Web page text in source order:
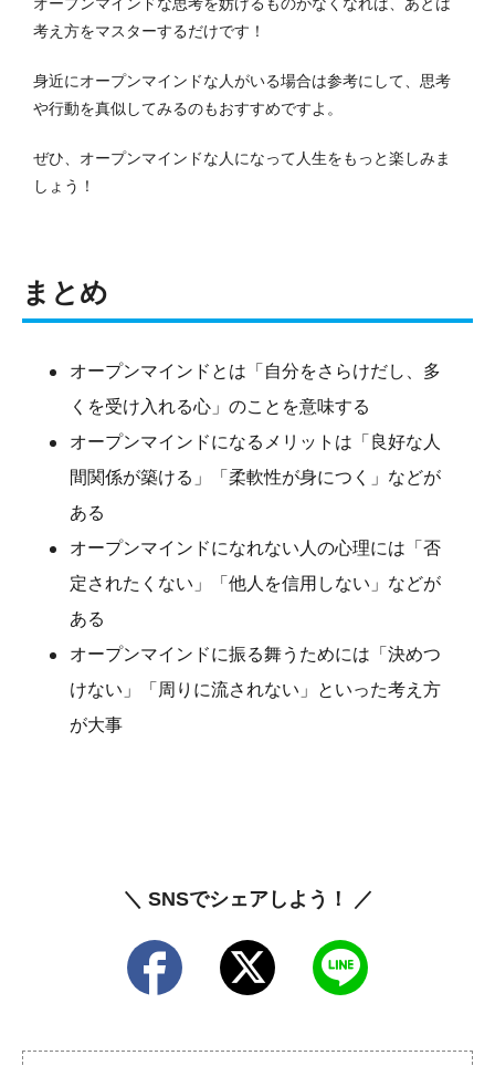
考え方をマスターするだけです！
身近にオープンマインドな人がいる場合は参考にして、思考
や行動を真似してみるのもおすすめですよ。
ぜひ、オープンマインドな人になって人生をもっと楽しみま
しょう！
まとめ
オープンマインドとは「自分をさらけだし、多
くを受け入れる心」のことを意味する
オープンマインドになるメリットは「良好な人
間関係が築ける」「柔軟性が身につく」などが
ある
オープンマインドになれない人の心理には「否
定されたくない」「他人を信用しない」などが
ある
オープンマインドに振る舞うためには「決めつ
けない」「周りに流されない」といった考え方
が大事
＼ SNSでシェアしよう！ ／